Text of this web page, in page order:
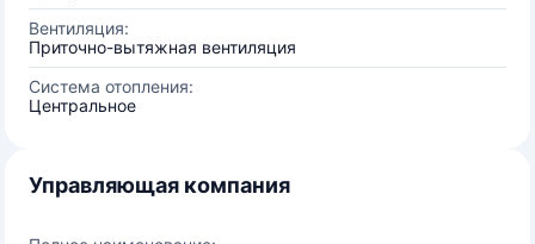
Вентиляция:
Приточно-вытяжная вентиляция
Система отопления:
Центральное
Управляющая компания